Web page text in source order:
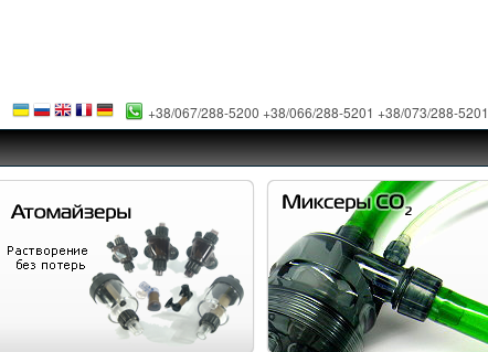
+38/067/288-5200 +38/066/288-5201 +38/073/288-5201